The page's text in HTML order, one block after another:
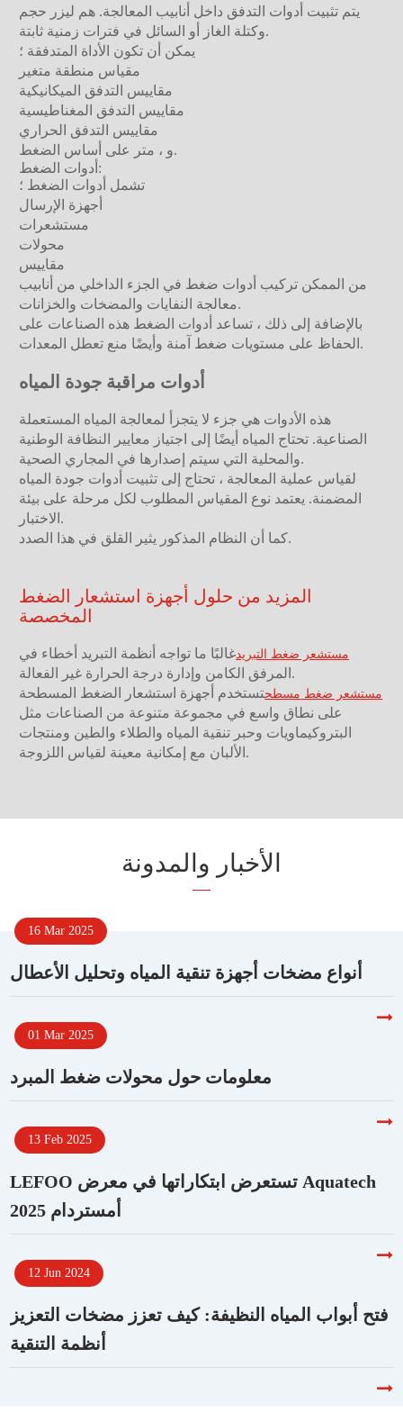
يتم تثبيت أدوات التدفق داخل أنابيب المعالجة. هم ليزر حجم
وكتلة الغاز أو السائل في فترات زمنية ثابتة.
يمكن أن تكون الأداة المتدفقة ؛
مقياس منطقة متغير
مقاييس التدفق الميكانيكية
مقاييس التدفق المغناطيسية
مقاييس التدفق الحراري
و ، متر على أساس الضغط.
أدوات الضغط:
تشمل أدوات الضغط ؛
أجهزة الإرسال
مستشعرات
محولات
مقاييس
من الممكن تركيب أدوات ضغط في الجزء الداخلي من أنابيب
معالجة النفايات والمضخات والخزانات.
بالإضافة إلى ذلك ، تساعد أدوات الضغط هذه الصناعات على
الحفاظ على مستويات ضغط آمنة وأيضًا منع تعطل المعدات.
أدوات مراقبة جودة المياه
هذه الأدوات هي جزء لا يتجزأ لمعالجة المياه المستعملة
الصناعية. تحتاج المياه أيضًا إلى اجتياز معايير النظافة الوطنية
والمحلية التي سيتم إصدارها في المجاري الصحية.
لقياس عملية المعالجة ، تحتاج إلى تثبيت أدوات جودة المياه
المضمنة. يعتمد نوع المقياس المطلوب لكل مرحلة على بيئة
الاختبار.
كما أن النظام المذكور يثير القلق في هذا الصدد.
المزيد من حلول أجهزة استشعار الضغط
المخصصة
مستشعر ضغط التبريدغالبًا ما تواجه أنظمة التبريد أخطاء في
المرفق الكامن وإدارة درجة الحرارة غير الفعالة.
مستشعر ضغط مسطحتستخدم أجهزة استشعار الضغط المسطحة
على نطاق واسع في مجموعة متنوعة من الصناعات مثل
البتروكيماويات وحبر تنقية المياه والطلاء والطين ومنتجات
الألبان مع إمكانية معينة لقياس اللزوجة.
الأخبار والمدونة
16 Mar 2025
أنواع مضخات أجهزة تنقية المياه وتحليل الأعطال
01 Mar 2025
معلومات حول محولات ضغط المبرد
13 Feb 2025
LEFOO تستعرض ابتكاراتها في معرض Aquatech
أمستردام 2025
12 Jun 2024
فتح أبواب المياه النظيفة: كيف تعزز مضخات التعزيز
أنظمة التنقية